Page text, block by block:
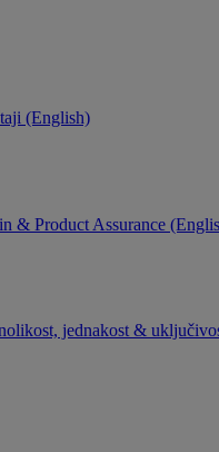
(English)
& Product Assurance
jednakost &